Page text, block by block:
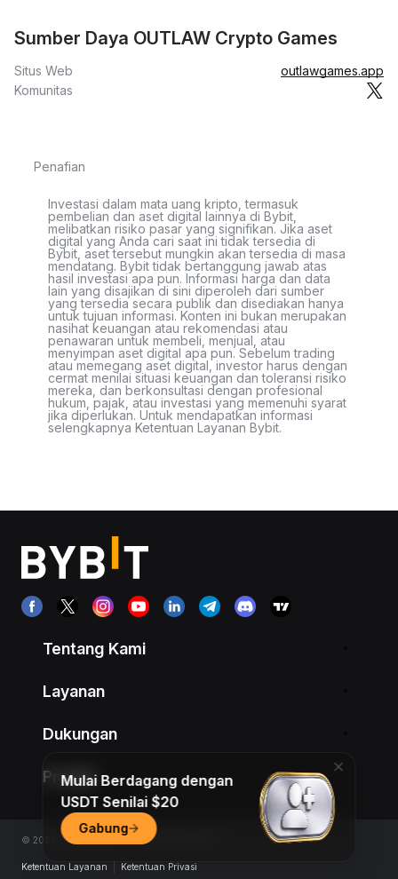
Sumber Daya OUTLAW Crypto Games
Situs Web
outlawgames.app
Komunitas
Penafian
Investasi dalam mata uang kripto, termasuk
pembelian dan aset digital lainnya di Bybit,
melibatkan risiko pasar yang signifikan. Jika aset
digital yang Anda cari saat ini tidak tersedia di
Bybit, aset tersebut mungkin akan tersedia di masa
mendatang. Bybit tidak bertanggung jawab atas
hasil investasi apa pun. Informasi harga dan data
lain yang disajikan di sini diperoleh dari sumber
yang tersedia secara publik dan disediakan hanya
untuk tujuan informasi. Konten ini bukan merupakan
nasihat keuangan atau rekomendasi atau
penawaran untuk membeli, menjual, atau
menyimpan aset digital apa pun. Sebelum trading
atau memegang aset digital, investor harus dengan
cermat menilai situasi keuangan dan toleransi risiko
mereka, dan berkonsultasi dengan profesional
hukum, pajak, atau investasi yang memenuhi syarat
jika diperlukan. Untuk mendapatkan informasi
selengkapnya Ketentuan Layanan Bybit.
Tentang Kami
Layanan
Dukungan
Produk
© 2018-2026 Bybit.com. All rights reserved.
Ketentuan Layanan Ketentuan Privasi
Mulai Berdagang dengan
USDT Senilai $20
Gabung